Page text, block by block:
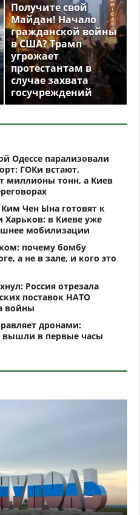
Получите свой
Майдан! Начало
гражданской войны
в США? Трамп
угрожает
протестантам в
случае захвата
госучреждений
Одессе парализовали
ГОКи встают,
миллионы тонн, а Киев
Чен Ына готовят к
Харьков: в Киеве уже
мобилизации
почему бомбу
а не в зале, и кого это
Россия отрезала
поставок НАТО
войны
дронами:
вышли в первые часы